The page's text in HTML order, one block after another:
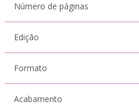
Número de páginas
Edição
Formato
Acabamento